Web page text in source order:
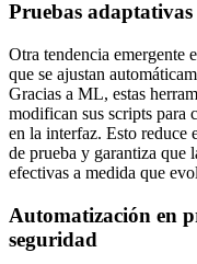
Pruebas
Otra tendencia emergente
que se ajustan
Gracias a ML, estas
modifican sus scripts para
en la interfaz. Esto reduce
de prueba y garantiza que
efectivas a medida que
Automatización en
seguridad